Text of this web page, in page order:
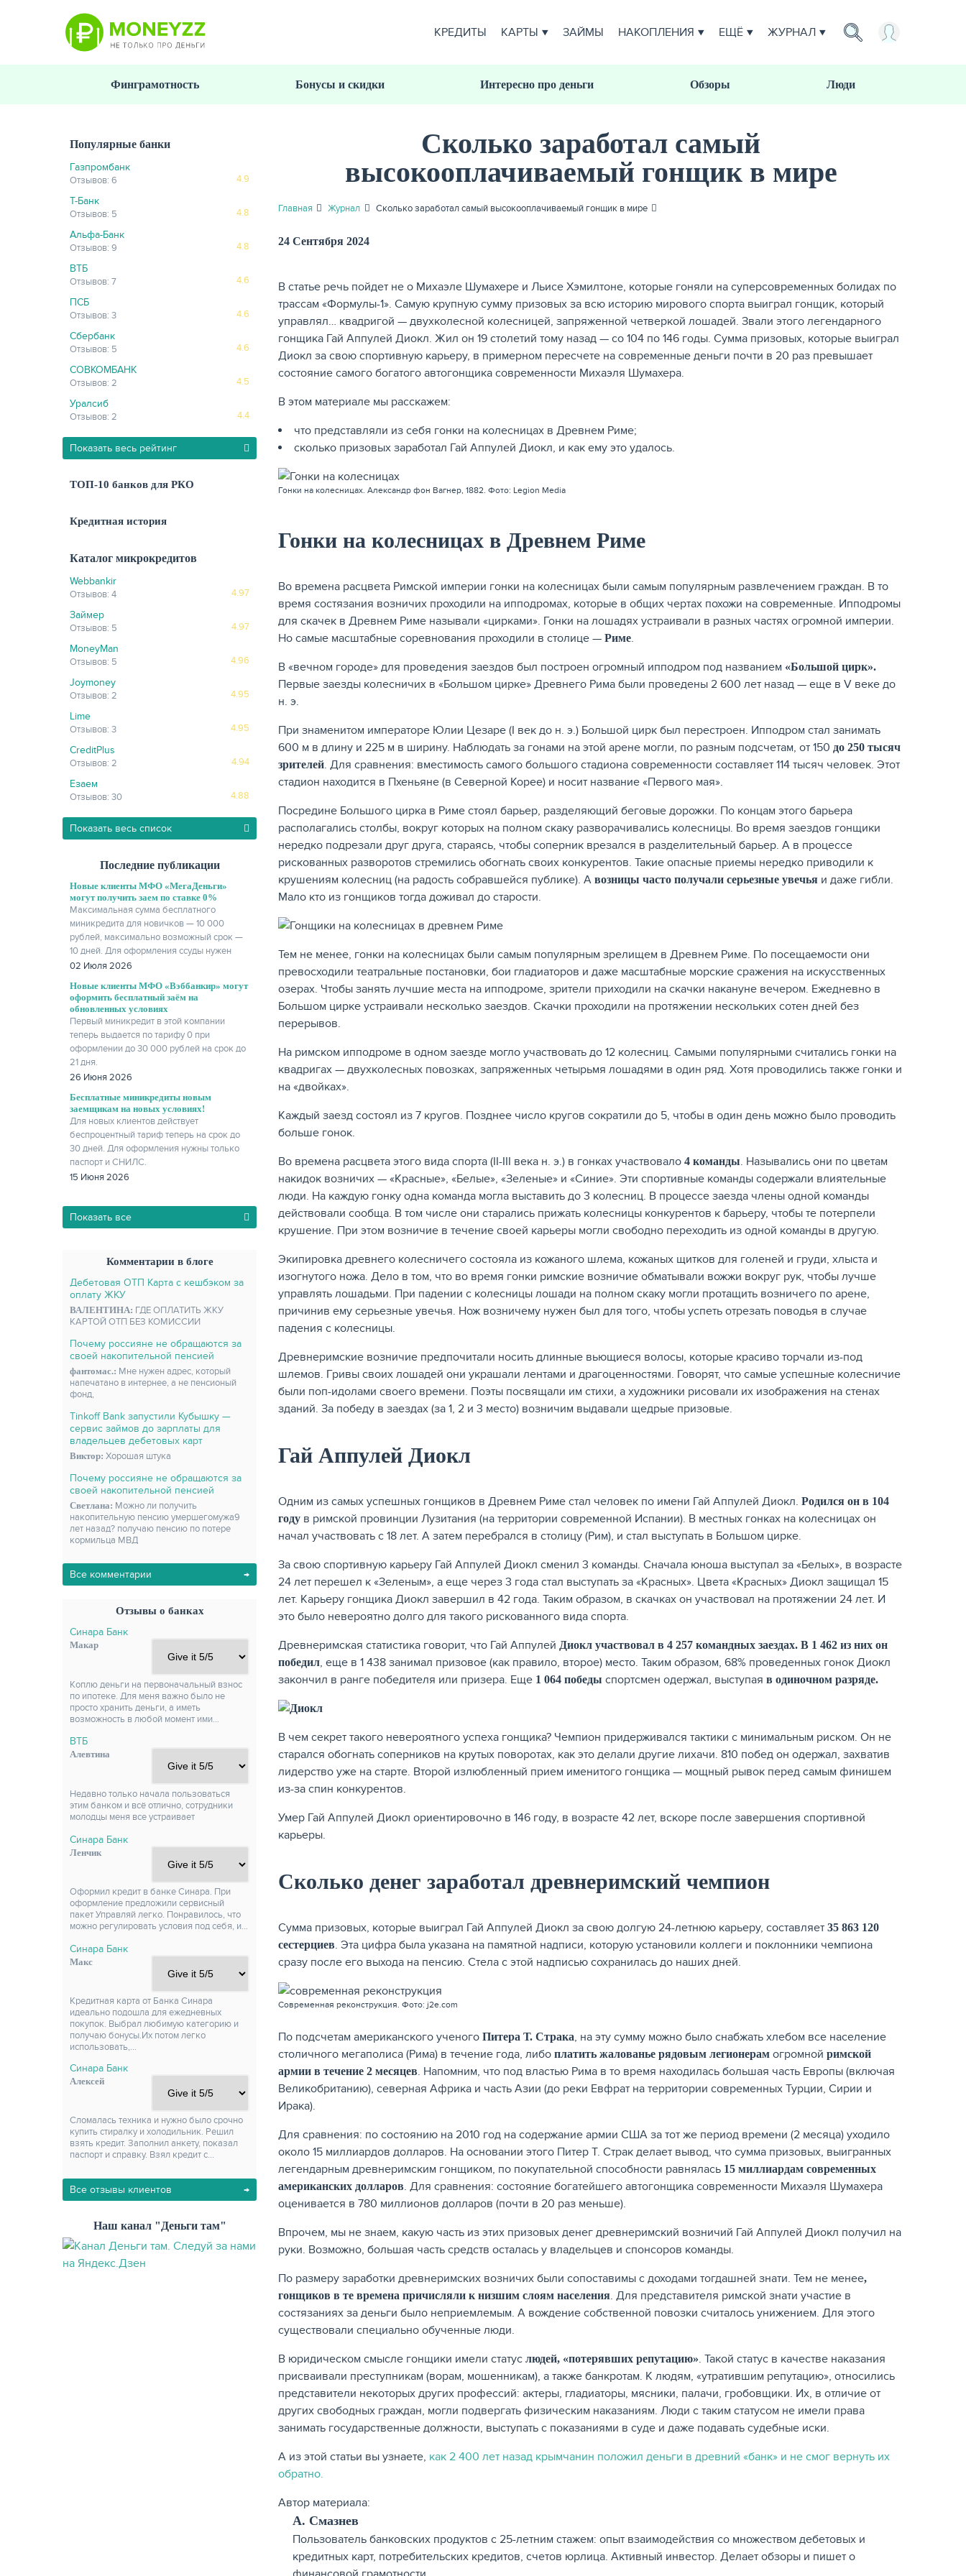
КРЕДИТЫ КАРТЫ ЗАЙМЫ НАКОПЛЕНИЯ ЕЩЁ ЖУРНАЛ
Финграмотность Бонусы и скидки Интересно про деньги Обзоры Люди
Популярные банки
Газпромбанк
4.9
Отзывов: 6
Т-Банк
4.8
Отзывов: 5
Альфа-Банк
4.8
Отзывов: 9
ВТБ
4.6
Отзывов: 7
ПСБ
4.6
Отзывов: 3
Сбербанк
4.6
Отзывов: 5
СОВКОМБАНК
4.5
Отзывов: 2
Уралсиб
4.4
Отзывов: 2
Показать весь рейтинг
ТОП-10 банков для РКО
Кредитная история
Каталог микрокредитов
Webbankir
4.97
Отзывов: 4
Займер
4.97
Отзывов: 5
MoneyMan
4.96
Отзывов: 5
Joymoney
4.95
Отзывов: 2
Lime
4.95
Отзывов: 3
CreditPlus
4.94
Отзывов: 2
Езаем
4.88
Отзывов: 30
Показать весь список
Последние публикации
Новые клиенты МФО «МегаДеньги»
могут получить заем по ставке 0%
Максимальная сумма бесплатного
миникредита для новичков — 10 000
рублей, максимально возможный срок —
10 дней. Для оформления ссуды нужен
только паспорт.
02 Июля 2026
Новые клиенты МФО «Вэббанкир» могут
оформить бесплатный заём на
обновленных условиях
Первый миникредит в этой компании
теперь выдается по тарифу 0 при
оформлении до 30 000 рублей на срок до
21 дня.
26 Июня 2026
Бесплатные миникредиты новым
заемщикам на новых условиях!
Для новых клиентов действует
беспроцентный тариф теперь на срок до
30 дней. Для оформления нужны только
паспорт и СНИЛС.
15 Июня 2026
Показать все
Комментарии в блоге
Дебетовая ОТП Карта с кешбэком за
оплату ЖКУ
ВАЛЕНТИНА: ГДЕ ОПЛАТИТЬ ЖКУ
КАРТОЙ ОТП БЕЗ КОМИССИИ
Почему россияне не обращаются за
своей накопительной пенсией
фантомас.: Мне нужен адрес, который
напечатано в интернее, а не пенсионый
фонд,
Tinkoff Bank запустили Кубышку —
сервис займов до зарплаты для
владельцев дебетовых карт
Виктор: Хорошая штука
Почему россияне не обращаются за
своей накопительной пенсией
Светлана: Можно ли получить
накопительную пенсию умершегомужа9
лет назад? получаю пенсию по потере
кормильца МВД
Все комментарии
Отзывы о банках
Синара Банк
Макар
Коплю деньги на первоначальный взнос
по ипотеке. Для меня важно было не
просто хранить деньги, а иметь
возможность в любой момент ими…
ВТБ
Алевтина
Недавно только начала пользоваться
этим банком и всё отлично, сотрудники
молодцы меня все устраивает
Синара Банк
Ленчик
Оформил кредит в банке Синара. При
оформление предложили сервисный
пакет Управляй легко. Понравилось, что
можно регулировать условия под себя, и…
Синара Банк
Макс
Кредитная карта от Банка Синара
идеально подошла для ежедневных
покупок. Выбрал любимую категорию и
получаю бонусы.Их потом легко
использовать,…
Синара Банк
Алексей
Сломалась техника и нужно было срочно
купить стиралку и холодильник. Решил
взять кредит. Заполнил анкету, показал
паспорт и справку. Взял кредит с…
Все отзывы клиентов
Наш канал "Деньги там"
Сколько заработал самый
высокооплачиваемый гонщик в мире
Главная Журнал Сколько заработал самый высокооплачиваемый гонщик в мире
24 Сентября 2024
В статье речь пойдет не о Михаэле Шумахере и Льисе Хэмилтоне, которые гоняли на суперсовременных болидах по
трассам «Формулы-1». Самую крупную сумму призовых за всю историю мирового спорта выиграл гонщик, который
управлял… квадригой — двухколесной колесницей, запряженной четверкой лошадей. Звали этого легендарного
гонщика Гай Аппулей Диокл. Жил он 19 столетий тому назад — со 104 по 146 годы. Сумма призовых, которые выиграл
Диокл за свою спортивную карьеру, в примерном пересчете на современные деньги почти в 20 раз превышает
состояние самого богатого автогонщика современности Михаэля Шумахера.
В этом материале мы расскажем:
что представляли из себя гонки на колесницах в Древнем Риме;
сколько призовых заработал Гай Аппулей Диокл, и как ему это удалось.
Гонки на колесницах. Александр фон Вагнер, 1882. Фото: Legion Media
Гонки на колесницах в Древнем Риме
Во времена расцвета Римской империи гонки на колесницах были самым популярным развлечением граждан. В то
время состязания возничих проходили на ипподромах, которые в общих чертах похожи на современные. Ипподромы
для скачек в Древнем Риме называли «цирками». Гонки на лошадях устраивали в разных частях огромной империи.
Но самые масштабные соревнования проходили в столице — Риме.
В «вечном городе» для проведения заездов был построен огромный ипподром под названием «Большой цирк».
Первые заезды колесничих в «Большом цирке» Древнего Рима были проведены 2 600 лет назад — еще в V веке до
н. э.
При знаменитом императоре Юлии Цезаре (I век до н. э.) Большой цирк был перестроен. Ипподром стал занимать
600 м в длину и 225 м в ширину. Наблюдать за гонами на этой арене могли, по разным подсчетам, от 150 до 250 тысяч
зрителей. Для сравнения: вместимость самого большого стадиона современности составляет 114 тысяч человек. Этот
стадион находится в Пхеньяне (в Северной Корее) и носит название «Первого мая».
Посредине Большого цирка в Риме стоял барьер, разделяющий беговые дорожки. По концам этого барьера
располагались столбы, вокруг которых на полном скаку разворачивались колесницы. Во время заездов гонщики
нередко подрезали друг друга, стараясь, чтобы соперник врезался в разделительный барьер. А в процессе
рискованных разворотов стремились обогнать своих конкурентов. Такие опасные приемы нередко приводили к
крушениям колесниц (на радость собравшейся публике). А возницы часто получали серьезные увечья и даже гибли.
Мало кто из гонщиков тогда доживал до старости.
Тем не менее, гонки на колесницах были самым популярным зрелищем в Древнем Риме. По посещаемости они
превосходили театральные постановки, бои гладиаторов и даже масштабные морские сражения на искусственных
озерах. Чтобы занять лучшие места на ипподроме, зрители приходили на скачки накануне вечером. Ежедневно в
Большом цирке устраивали несколько заездов. Скачки проходили на протяжении нескольких сотен дней без
перерывов.
На римском ипподроме в одном заезде могло участвовать до 12 колесниц. Самыми популярными считались гонки на
квадригах — двухколесных повозках, запряженных четырьмя лошадями в один ряд. Хотя проводились также гонки и
на «двойках».
Каждый заезд состоял из 7 кругов. Позднее число кругов сократили до 5, чтобы в один день можно было проводить
больше гонок.
Во времена расцвета этого вида спорта (II-III века н. э.) в гонках участвовало 4 команды. Назывались они по цветам
накидок возничих — «Красные», «Белые», «Зеленые» и «Синие». Эти спортивные команды содержали влиятельные
люди. На каждую гонку одна команда могла выставить до 3 колесниц. В процессе заезда члены одной команды
действовали сообща. В том числе они старались прижать колесницы конкурентов к барьеру, чтобы те потерпели
крушение. При этом возничие в течение своей карьеры могли свободно переходить из одной команды в другую.
Экипировка древнего колесничего состояла из кожаного шлема, кожаных щитков для голеней и груди, хлыста и
изогнутого ножа. Дело в том, что во время гонки римские возничие обматывали вожжи вокруг рук, чтобы лучше
управлять лошадьми. При падении с колесницы лошади на полном скаку могли протащить возничего по арене,
причинив ему серьезные увечья. Нож возничему нужен был для того, чтобы успеть отрезать поводья в случае
падения с колесницы.
Древнеримские возничие предпочитали носить длинные вьющиеся волосы, которые красиво торчали из-под
шлемов. Гривы своих лошадей они украшали лентами и драгоценностями. Говорят, что самые успешные колесничие
были поп-идолами своего времени. Поэты посвящали им стихи, а художники рисовали их изображения на стенах
зданий. За победу в заездах (за 1, 2 и 3 место) возничим выдавали щедрые призовые.
Гай Аппулей Диокл
Одним из самых успешных гонщиков в Древнем Риме стал человек по имени Гай Аппулей Диокл. Родился он в 104
году в римской провинции Лузитания (на территории современной Испании). В местных гонках на колесницах он
начал участвовать с 18 лет. А затем перебрался в столицу (Рим), и стал выступать в Большом цирке.
За свою спортивную карьеру Гай Аппулей Диокл сменил 3 команды. Сначала юноша выступал за «Белых», в возрасте
24 лет перешел к «Зеленым», а еще через 3 года стал выступать за «Красных». Цвета «Красных» Диокл защищал 15
лет. Карьеру гонщика Диокл завершил в 42 года. Таким образом, в скачках он участвовал на протяжении 24 лет. И
это было невероятно долго для такого рискованного вида спорта.
Древнеримская статистика говорит, что Гай Аппулей Диокл участвовал в 4 257 командных заездах. В 1 462 из них он
победил, еще в 1 438 занимал призовое (как правило, второе) место. Таким образом, 68% проведенных гонок Диокл
закончил в ранге победителя или призера. Еще 1 064 победы спортсмен одержал, выступая в одиночном разряде.
В чем секрет такого невероятного успеха гонщика? Чемпион придерживался тактики с минимальным риском. Он не
старался обогнать соперников на крутых поворотах, как это делали другие лихачи. 810 побед он одержал, захватив
лидерство уже на старте. Второй излюбленный прием именитого гонщика — мощный рывок перед самым финишем
из-за спин конкурентов.
Умер Гай Аппулей Диокл ориентировочно в 146 году, в возрасте 42 лет, вскоре после завершения спортивной
карьеры.
Сколько денег заработал древнеримский чемпион
Сумма призовых, которые выиграл Гай Аппулей Диокл за свою долгую 24-летнюю карьеру, составляет 35 863 120
сестерциев. Эта цифра была указана на памятной надписи, которую установили коллеги и поклонники чемпиона
сразу после его выхода на пенсию. Стела с этой надписью сохранилась до наших дней.
Современная реконструкция. Фото: j2e.com
По подсчетам американского ученого Питера Т. Страка, на эту сумму можно было снабжать хлебом все население
столичного мегаполиса (Рима) в течение года, либо платить жалованье рядовым легионерам огромной римской
армии в течение 2 месяцев. Напомним, что под властью Рима в то время находилась большая часть Европы (включая
Великобританию), северная Африка и часть Азии (до реки Евфрат на территории современных Турции, Сирии и
Ирака).
Для сравнения: по состоянию на 2010 год на содержание армии США за тот же период времени (2 месяца) уходило
около 15 миллиардов долларов. На основании этого Питер Т. Страк делает вывод, что сумма призовых, выигранных
легендарным древнеримским гонщиком, по покупательной способности равнялась 15 миллиардам современных
американских долларов. Для сравнения: состояние богатейшего автогонщика современности Михаэля Шумахера
оценивается в 780 миллионов долларов (почти в 20 раз меньше).
Впрочем, мы не знаем, какую часть из этих призовых денег древнеримский возничий Гай Аппулей Диокл получил на
руки. Возможно, большая часть средств осталась у владельцев и спонсоров команды.
По размеру заработки древнеримских возничих были сопоставимы с доходами тогдашней знати. Тем не менее,
гонщиков в те времена причисляли к низшим слоям населения. Для представителя римской знати участие в
состязаниях за деньги было неприемлемым. А вождение собственной повозки считалось унижением. Для этого
существовали специально обученные люди.
В юридическом смысле гонщики имели статус людей, «потерявших репутацию». Такой статус в качестве наказания
присваивали преступникам (ворам, мошенникам), а также банкротам. К людям, «утратившим репутацию», относились
представители некоторых других профессий: актеры, гладиаторы, мясники, палачи, гробовщики. Их, в отличие от
других свободных граждан, могли подвергать физическим наказаниям. Люди с таким статусом не имели права
занимать государственные должности, выступать с показаниями в суде и даже подавать судебные иски.
А из этой статьи вы узнаете, как 2 400 лет назад крымчанин положил деньги в древний «банк» и не смог вернуть их
обратно.
Автор материала:
А. Смазнев
Пользователь банковских продуктов с 25-летним стажем: опыт взаимодействия со множеством дебетовых и
кредитных карт, потребительских кредитов, счетов юрлица. Активный инвестор. Делает обзоры и пишет о